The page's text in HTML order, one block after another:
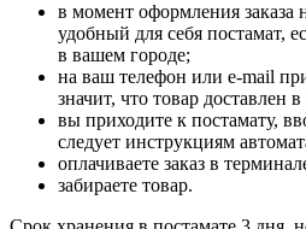
в момент оформления заказа
удобный для себя постамат,
в вашем городе;
на ваш телефон или e-mail
значит, что товар доставлен
вы приходите к постамату,
следует инструкциям
оплачиваете заказ в
забираете товар.